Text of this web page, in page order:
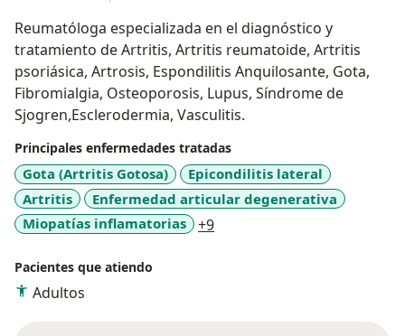
Reumatóloga especializada en el diagnóstico y
tratamiento de Artritis, Artritis reumatoide, Artritis
psoriásica, Artrosis, Espondilitis Anquilosante, Gota,
Fibromialgia, Osteoporosis, Lupus, Síndrome de
Sjogren,Esclerodermia, Vasculitis.
Principales enfermedades tratadas
Gota (Artritis Gotosa)
Epicondilitis lateral
Artritis
Enfermedad articular degenerativa
Miopatías inflamatorias
+9a11y_sr_more_diseases
Pacientes que atiendo
Adultos